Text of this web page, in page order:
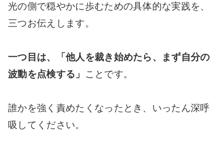
光の側で穏やかに歩むための具体的な実践を、
三つお伝えします。
一つ目は、「他人を裁き始めたら、まず自分の
波動を点検する」
ことです。
誰かを強く責めたくなったとき、いったん深呼
吸してください。